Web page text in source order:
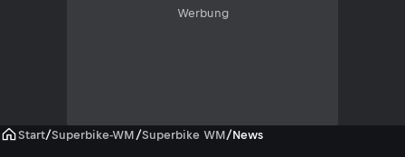
Werbung
Start/Superbike-WM /Superbike WM/News